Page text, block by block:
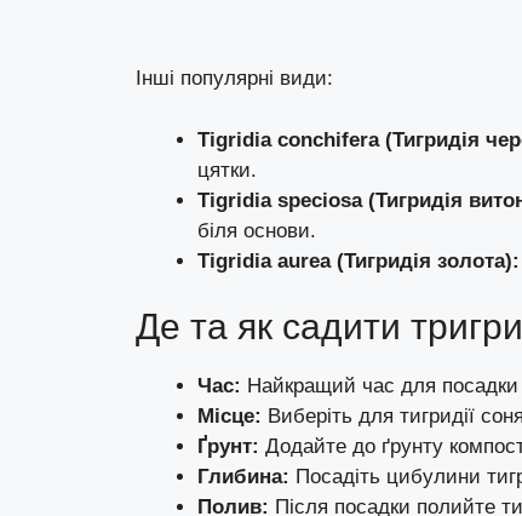
Інші популярні види:
Tigridia conchifera (Тигридія
цятки.
Tigridia speciosa (Тигридія
біля основи.
Tigridia aurea (Тигридія золота):
Де та як садити
Час: Найкращий час для посадки
Місце: Виберіть для тигридії
Ґрунт: Додайте до ґрунту
Глибина: Посадіть цибулини
Полив: Після посадки полийте